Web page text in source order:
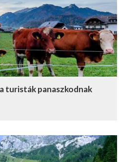
turisták panaszkodnak